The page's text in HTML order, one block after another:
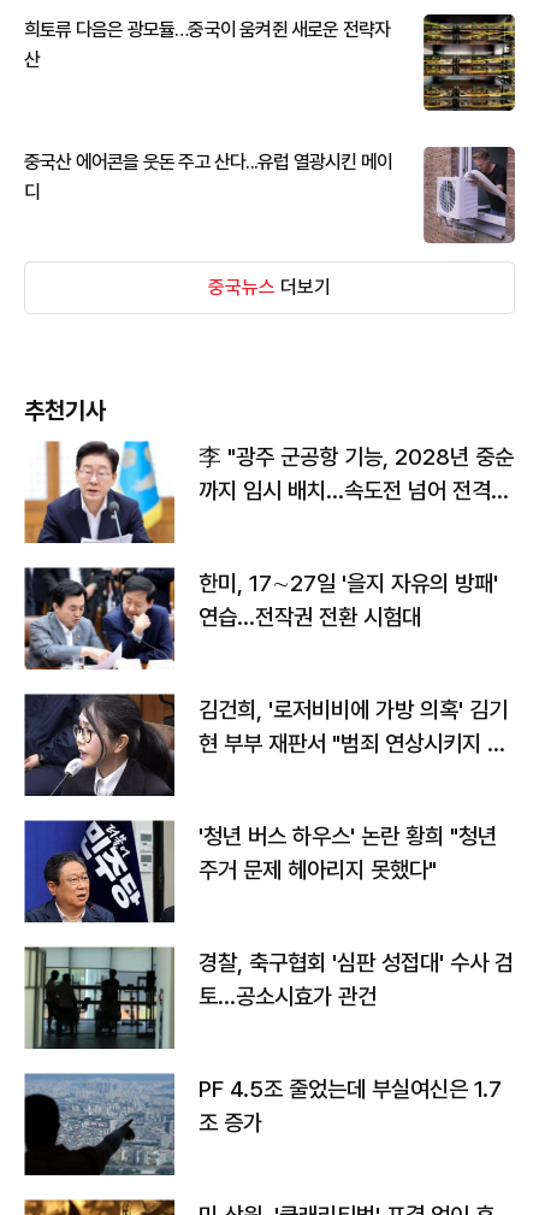
희토류 다음은 광모듈…중국이 움켜쥔 새로운 전략자
산
중국산 에어콘을 웃돈 주고 산다...유럽 열광시킨 메이
디
중국뉴스 더보기
추천기사
李 "광주 군공항 기능, 2028년 중순
까지 임시 배치…속도전 넘어 전격
한미, 17∼27일 '을지 자유의 방패'
연습…전작권 전환 시험대
김건희, '로저비비에 가방 의혹' 김기
현 부부 재판서 "범죄 연상시키지 말
'청년 버스 하우스' 논란 황희 "청년
주거 문제 헤아리지 못했다"
경찰, 축구협회 '심판 성접대' 수사 검
토…공소시효가 관건
PF 4.5조 줄었는데 부실여신은 1.7
조 증가